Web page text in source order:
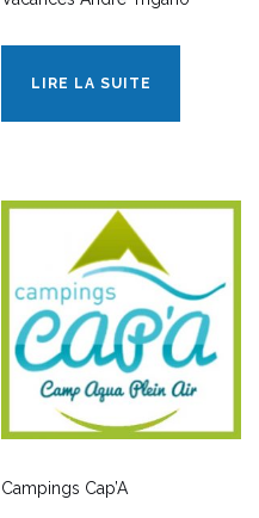
LIRE LA SUITE
Campings Cap’A